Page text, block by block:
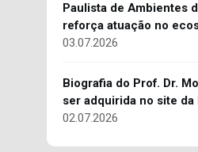
Paulista de Ambientes
reforça atuação no
03.07.2026
Biografia do Prof. Dr.
ser adquirida no site da
02.07.2026